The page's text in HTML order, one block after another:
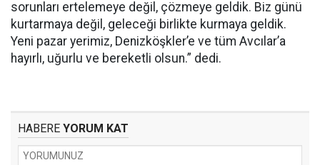
sorunları ertelemeye değil, çözmeye geldik. Biz günü
kurtarmaya değil, geleceği birlikte kurmaya geldik.
Yeni pazar yerimiz, Denizköşkler’e ve tüm Avcılar’a
hayırlı, uğurlu ve bereketli olsun.” dedi.
HABERE YORUM KAT